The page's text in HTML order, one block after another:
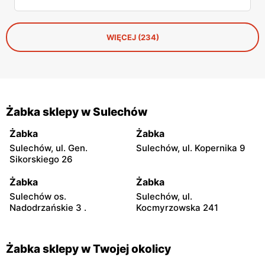
ofertę na tę okazję. Od Kit Kata za 7,50 zł po Ferrero za 33
złote. Sprawdzamy, co warto rzucić do koszyka, zanim
dotrze do ciebie, że znowu zapomniałeś o ważnym dniu.
WIĘCEJ (234)
Żabka sklepy w Sulechów
Żabka
Sulechów, ul. Gen.
Sikorskiego 26
Żabka
Sulechów, ul. Kopernika 9
Żabka
Sulechów os.
Nadodrzańskie 3 .
Żabka
Sulechów, ul.
Kocmyrzowska 241
Żabka sklepy w Twojej okolicy